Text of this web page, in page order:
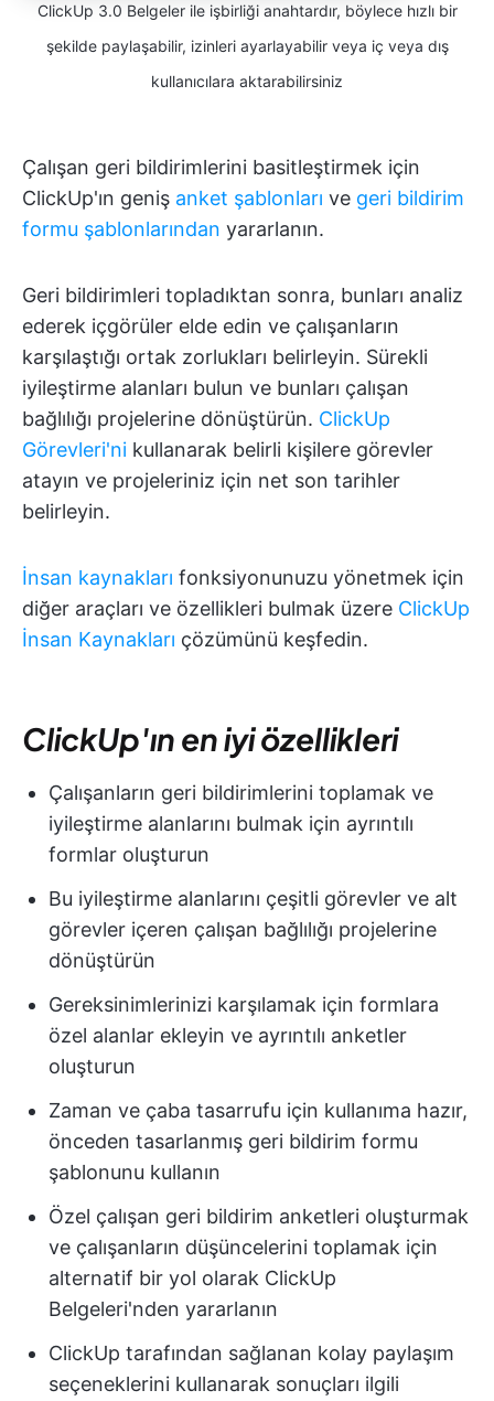
ClickUp 3.0 Belgeler ile işbirliği anahtardır, böylece hızlı bir
şekilde paylaşabilir, izinleri ayarlayabilir veya iç veya dış
kullanıcılara aktarabilirsiniz
Çalışan geri bildirimlerini basitleştirmek için
ClickUp'ın geniş anket şablonları ve geri bildirim
formu şablonlarından yararlanın.
Geri bildirimleri topladıktan sonra, bunları analiz
ederek içgörüler elde edin ve çalışanların
karşılaştığı ortak zorlukları belirleyin. Sürekli
iyileştirme alanları bulun ve bunları çalışan
bağlılığı projelerine dönüştürün. ClickUp
Görevleri'ni kullanarak belirli kişilere görevler
atayın ve projeleriniz için net son tarihler
belirleyin.
İnsan kaynakları fonksiyonunuzu yönetmek için
diğer araçları ve özellikleri bulmak üzere ClickUp
İnsan Kaynakları çözümünü keşfedin.
ClickUp'ın en iyi özellikleri
Çalışanların geri bildirimlerini toplamak ve
iyileştirme alanlarını bulmak için ayrıntılı
formlar oluşturun
Bu iyileştirme alanlarını çeşitli görevler ve alt
görevler içeren çalışan bağlılığı projelerine
dönüştürün
Gereksinimlerinizi karşılamak için formlara
özel alanlar ekleyin ve ayrıntılı anketler
oluşturun
Zaman ve çaba tasarrufu için kullanıma hazır,
önceden tasarlanmış geri bildirim formu
şablonunu kullanın
Özel çalışan geri bildirim anketleri oluşturmak
ve çalışanların düşüncelerini toplamak için
alternatif bir yol olarak ClickUp
Belgeleri'nden yararlanın
ClickUp tarafından sağlanan kolay paylaşım
seçeneklerini kullanarak sonuçları ilgili